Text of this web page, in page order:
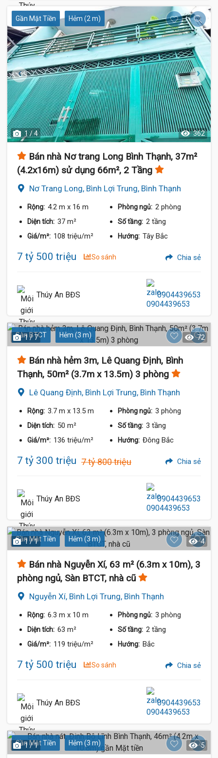
Gần Mặt Tiền Hẻm (2 m)
1 / 4 362
Bán nhà Nơ trang Long Bình Thạnh, 37m²
(4.2x16m) sử dụng 66m², 2 Tầng
Nơ Trang Long, Bình Lợi Trung, Bình Thạnh
Rộng: 4.2 m x 16 m Phòng ngủ: 2 phòng
Diện tích: 37 m² Số tầng: 2 tầng
Giá/m²: 108 triệu/m² Hướng: Tây Bắc
7 tỷ 500 triệu So sánh Chia sẻ
Thúy An BĐS 0904439653
Sàn BTCT Hẻm (3 m)
1 / 7 72
Bán nhà hẻm 3m, Lê Quang Định, Bình
Thạnh, 50m² (3.7m x 13.5m) 3 phòng
Lê Quang Định, Bình Lợi Trung, Bình Thạnh
Rộng: 3.7 m x 13.5 m Phòng ngủ: 3 phòng
Diện tích: 50 m² Số tầng: 3 tầng
Giá/m²: 136 triệu/m² Hướng: Đông Bắc
7 tỷ 300 triệu 7 tỷ 800 triệu Chia sẻ
Thúy An BĐS 0904439653
Gần Mặt Tiền Hẻm (3 m)
1 / 1 4
Bán nhà Nguyễn Xí, 63 m² (6.3m x 10m), 3
phòng ngủ, Sàn BTCT, nhà cũ
Nguyễn Xí, Bình Lợi Trung, Bình Thạnh
Rộng: 6.3 m x 10 m Phòng ngủ: 3 phòng
Diện tích: 63 m² Số tầng: 2 tầng
Giá/m²: 119 triệu/m² Hướng: Bắc
7 tỷ 500 triệu So sánh Chia sẻ
Thúy An BĐS 0904439653
Gần Mặt Tiền Hẻm (3 m)
1 / 1 5